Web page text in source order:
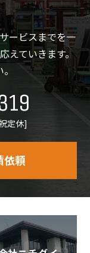
ービスまでを一
えていきます。
定休]
依頼